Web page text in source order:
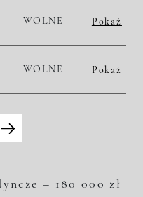
WOLNE
Pokaż
WOLNE
Pokaż
– 180 000 zł